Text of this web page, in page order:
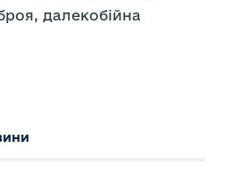
далекобійна